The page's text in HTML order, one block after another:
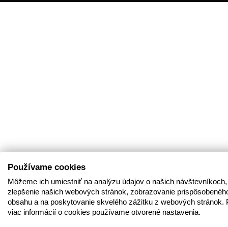
Používame cookies
Môžeme ich umiestniť na analýzu údajov o našich
zlepšenie našich webových stránok, zobrazovanie
obsahu a na poskytovanie skvelého zážitku z webových stránok.
viac informácií o cookies používame otvorené nastavenia.